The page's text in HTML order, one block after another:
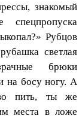
знакомый
Рубцов
светлая
брюки
на босу ногу. А
пить, ты же
места в ложе